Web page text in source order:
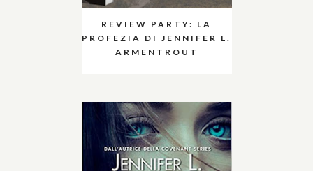
REVIEW PARTY: LA
PROFEZIA DI JENNIFER L.
ARMENTROUT